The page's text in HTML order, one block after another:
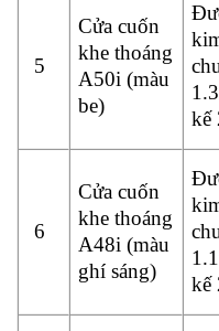
5
Cửa cuốn
khe thoáng
A50i (màu
be)
kế
6
Cửa cuốn
khe thoáng
A48i (màu
ghí sáng)
kế